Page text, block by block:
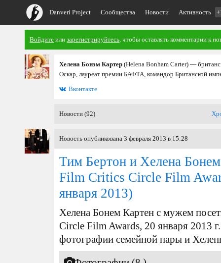
Danveri Project Сообщества Новости Активность
Войдите или зарегистрируйтесь, чтобы оставлять комментарии к
Хелена Бонэм Картер (Helena Bonham Carter) —
Оскар, лауреат премии БАФТА, командор Британской
Вконтакте
Новости (92)
Новость опубликована 3 февраля 2013 в 15:28
Тим Бертон и Хелена
Film Critics Circle Film
января 2013)
Хелена Бонем Картен с мужем
Circle Film Awards, 20 января 2013
фотографии семейной пары и